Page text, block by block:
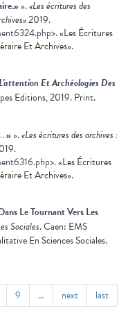
».«Les écritures des
2019.
>. «Les Écritures
Et Archives».
Et Archéologies Des
Editions, 2019. Print.
».«Les écritures des archives :
>. «Les Écritures
Et Archives».
Le Tournant Vers Les
Sociales. Caen: EMS
En Sciences Sociales.
9 … next last